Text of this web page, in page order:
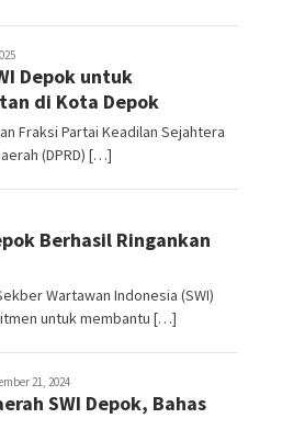
Depok untuk
di Kota Depok
Fraksi Partai Keadilan Sejahtera
(DPRD) […]
Berhasil Ringankan
Wartawan Indonesia (SWI)
untuk membantu […]
21, 2024
SWI Depok, Bahas